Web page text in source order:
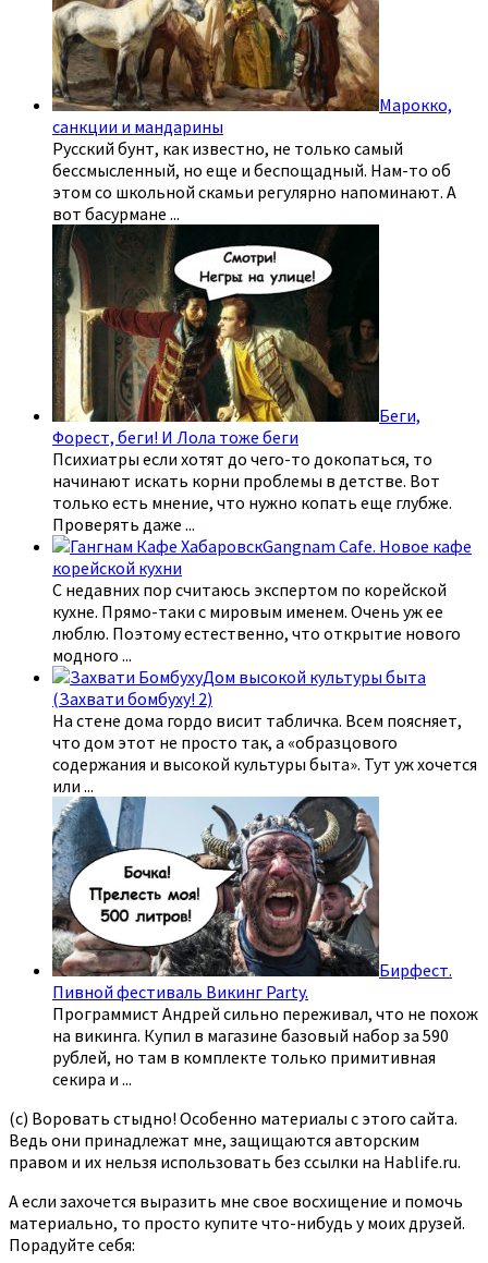
Марокко,
санкции и мандарины
Русский бунт, как известно, не только самый
бессмысленный, но еще и беспощадный. Нам-то об
этом со школьной скамьи регулярно напоминают. А
вот басурмане ...
Беги,
Форест, беги! И Лола тоже беги
Психиатры если хотят до чего-то докопаться, то
начинают искать корни проблемы в детстве. Вот
только есть мнение, что нужно копать еще глубже.
Проверять даже ...
Gangnam Cafe. Новое кафе
корейской кухни
С недавних пор считаюсь экспертом по корейской
кухне. Прямо-таки с мировым именем. Очень уж ее
люблю. Поэтому естественно, что открытие нового
модного ...
Дом высокой культуры быта
(Захвати бомбуху! 2)
На стене дома гордо висит табличка. Всем поясняет,
что дом этот не просто так, а «образцового
содержания и высокой культуры быта». Тут уж хочется
или ...
Бирфест.
Пивной фестиваль Викинг Party.
Программист Андрей сильно переживал, что не похож
на викинга. Купил в магазине базовый набор за 590
рублей, но там в комплекте только примитивная
секира и ...
(с) Воровать стыдно! Особенно материалы с этого сайта.
Ведь они принадлежат мне, защищаются авторским
правом и их нельзя использовать без ссылки на Hablife.ru.
А если захочется выразить мне свое восхищение и помочь
материально, то просто купите что-нибудь у моих друзей.
Порадуйте себя: